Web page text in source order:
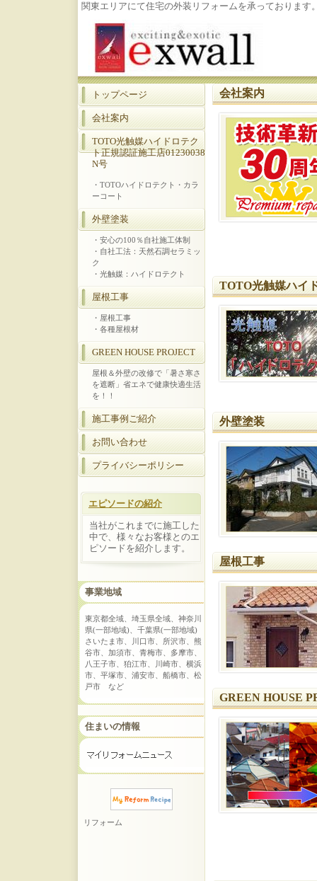
関東エリアにて住宅の外装リフォームを承っておりま
トップページ
会社案内
TOTO光触媒ハイドロテク
ト正規認証施工店01230038
N号
・TOTOハイドロテクト・カラ
ーコート
外壁塗装
・安心の100％自社施工体制
・自社工法：天然石調セラミッ
ク
・光触媒：ハイドロテクト
屋根工事
・屋根工事
・各種屋根材
GREEN HOUSE PROJECT
屋根＆外壁の改修で「暑さ寒さ
を遮断」省エネで健康快適生活
を！！
施工事例ご紹介
お問い合わせ
プライバシーポリシー
エピソードの紹介
当社がこれまでに施工した
中で、様々なお客様とのエ
ピソードを紹介します。
事業地域
東京都全域、埼玉県全域、神奈川
県(一部地域)、千葉県(一部地域)
さいたま市、川口市、所沢市、熊
谷市、加須市、青梅市、多摩市、
八王子市、狛江市、川崎市、横浜
市、平塚市、浦安市、船橋市、松
戸市 など
住まいの情報
リフォーム
会社案内
TOTO光触媒ハイ
外壁塗装
屋根工事
GREEN HOUSE